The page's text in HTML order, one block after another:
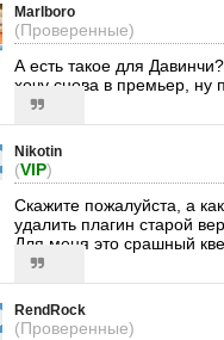
Marlboro
(Проверенные)
А есть такое для
хочу снова в премьер, ну
Nikotin
(VIP)
Скажите пожалуйста, а
удалить плагин старой
Для меня это срашный
RendRock
(Проверенные)